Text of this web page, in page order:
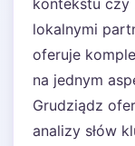
kontekstu czy
lokalnymi
oferuje
na jednym
Grudziądz
analizy słów